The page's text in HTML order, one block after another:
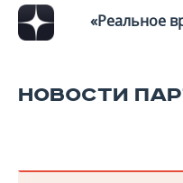
«Реальное
НОВОСТИ